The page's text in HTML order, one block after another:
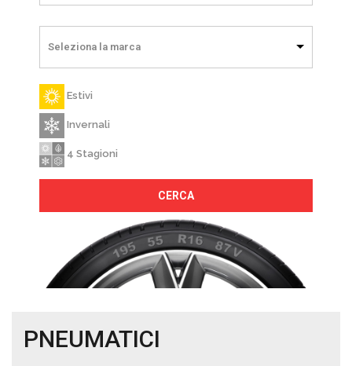
Seleziona la marca
Estivi
Invernali
4 Stagioni
CERCA
PNEUMATICI